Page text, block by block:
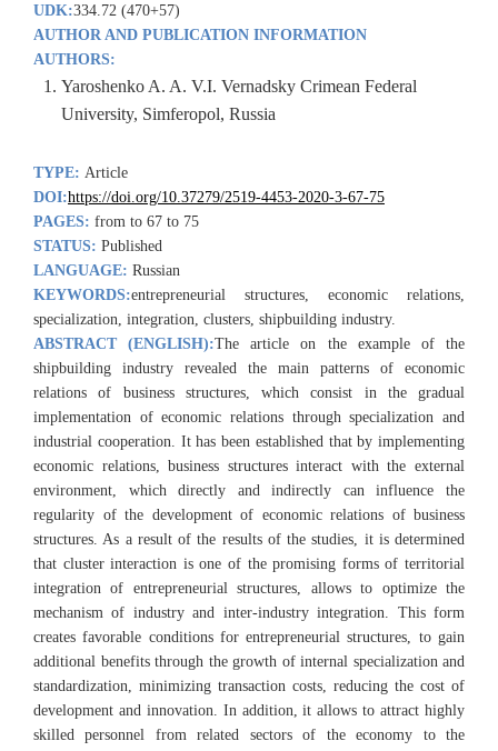
UDK:334.72 (470+57)
AUTHOR AND PUBLICATION INFORMATION
AUTHORS:
Yaroshenko A. A. V.I. Vernadsky Crimean Federal
University, Simferopol, Russia
TYPE: Article
DOI:https://doi.org/10.37279/2519-4453-2020-3-67-75
PAGES: from to 67 to 75
STATUS: Published
LANGUAGE: Russian
KEYWORDS:entrepreneurial structures, economic relations,
specialization, integration, clusters, shipbuilding industry.
ABSTRACT (ENGLISH):The article on the example of the
shipbuilding industry revealed the main patterns of economic
relations of business structures, which consist in the gradual
implementation of economic relations through specialization and
industrial cooperation. It has been established that by implementing
economic relations, business structures interact with the external
environment, which directly and indirectly can influence the
regularity of the development of economic relations of business
structures. As a result of the results of the studies, it is determined
that cluster interaction is one of the promising forms of territorial
integration of entrepreneurial structures, allows to optimize the
mechanism of industry and inter-industry integration. This form
creates favorable conditions for entrepreneurial structures, to gain
additional benefits through the growth of internal specialization and
standardization, minimizing transaction costs, reducing the cost of
development and innovation. In addition, it allows to attract highly
skilled personnel from related sectors of the economy to the